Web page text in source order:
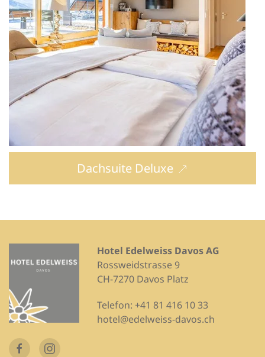
Dachsuite Deluxe
Hotel Edelweiss Davos AG
Rossweidstrasse 9
CH-7270 Davos Platz
Telefon: +41 81 416 10 33
hotel@edelweiss-davos.ch